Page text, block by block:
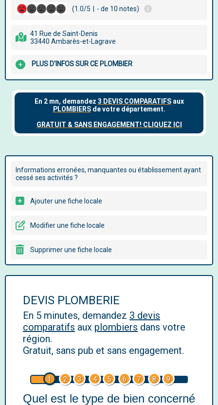
(1.0/5 - de 10 notes)
41 Rue de Saint-Denis
33440 Ambarès-et-Lagrave
PLUS D'INFOS SUR CE PLOMBIER
Informations erronées, manquantes ou établissement ayant
cessé ses activités ?
Ajouter une fiche locale
Modifier une fiche locale
Supprimer une fiche locale
DEVIS PLOMBERIE
En 5 minutes, demandez 3 devis
comparatifs aux plombiers dans votre
région.
Gratuit, sans pub et sans engagement.
1 2 3 4 5 6 7 8 9
Quel est le type de bien concerné